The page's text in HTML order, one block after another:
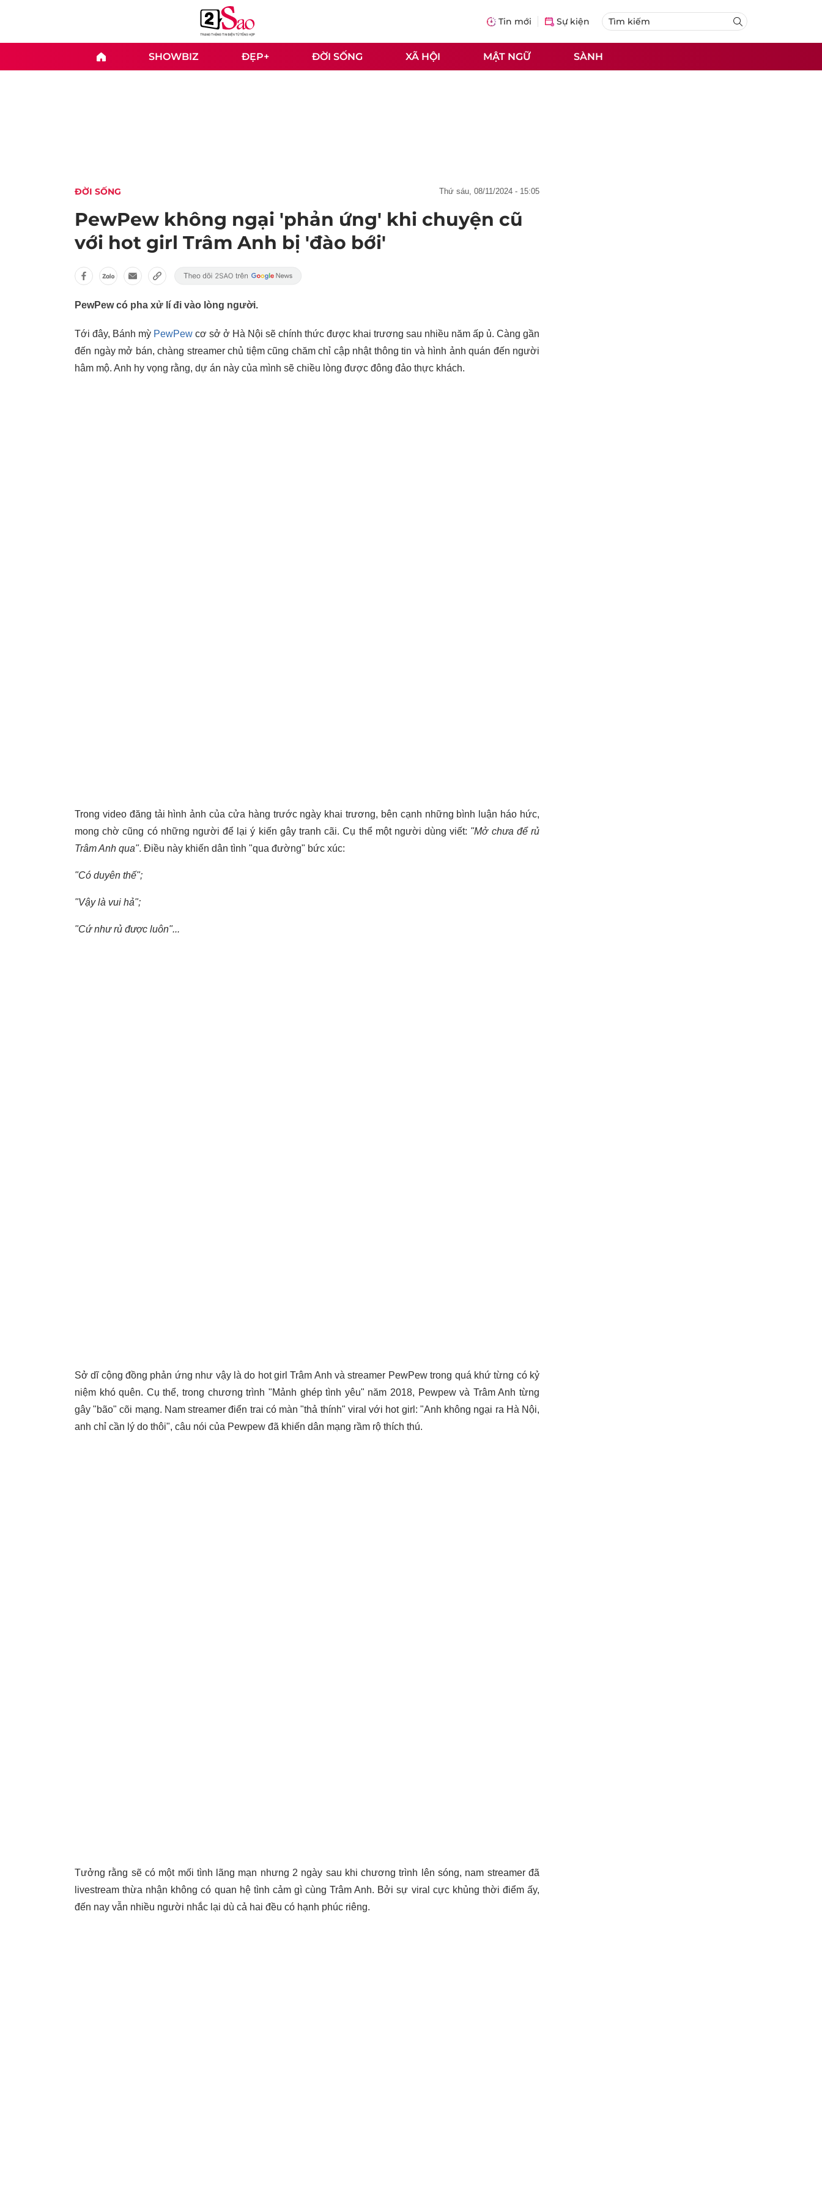
Tin mới Sự kiện
SHOWBIZ ĐẸP+ ĐỜI SỐNG XÃ HỘI MẬT NGỮ SÀNH
ĐỜI SỐNG thứ sáu, 08/11/2024 - 15:05
PewPew không ngại 'phản ứng' khi chuyện cũ
với hot girl Trâm Anh bị 'đào bới'
PewPew có pha xử lí đi vào lòng người.
Tới đây, Bánh mỳ PewPew cơ sở ở Hà Nội sẽ chính thức được khai trương sau nhiều năm ấp ủ. Càng gần
đến ngày mở bán, chàng streamer chủ tiệm cũng chăm chỉ cập nhật thông tin và hình ảnh quán đến người
hâm mộ. Anh hy vọng rằng, dự án này của mình sẽ chiều lòng được đông đảo thực khách.
Trong video đăng tải hình ảnh của cửa hàng trước ngày khai trương, bên cạnh những bình luận háo hức,
mong chờ cũng có những người để lại ý kiến gây tranh cãi. Cụ thể một người dùng viết: "Mở chưa để rủ
Trâm Anh qua". Điều này khiến dân tình "qua đường" bức xúc:
"Có duyên thế";
"Vậy là vui hả";
"Cứ như rủ được luôn"...
Sở dĩ cộng đồng phản ứng như vậy là do hot girl Trâm Anh và streamer PewPew trong quá khứ từng có kỷ
niệm khó quên. Cụ thể, trong chương trình "Mảnh ghép tình yêu" năm 2018, Pewpew và Trâm Anh từng
gây "bão" cõi mạng. Nam streamer điển trai có màn "thả thính" viral với hot girl: "Anh không ngại ra Hà Nội,
anh chỉ cần lý do thôi", câu nói của Pewpew đã khiến dân mạng rầm rộ thích thú.
Tưởng rằng sẽ có một mối tình lãng mạn nhưng 2 ngày sau khi chương trình lên sóng, nam streamer đã
livestream thừa nhận không có quan hệ tình cảm gì cùng Trâm Anh. Bởi sự viral cực khủng thời điểm ấy,
đến nay vẫn nhiều người nhắc lại dù cả hai đều có hạnh phúc riêng.